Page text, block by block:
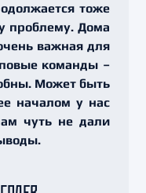
тоже
проблему. Дома
важная для
команды –
Может быть
началом у нас
чуть не дали